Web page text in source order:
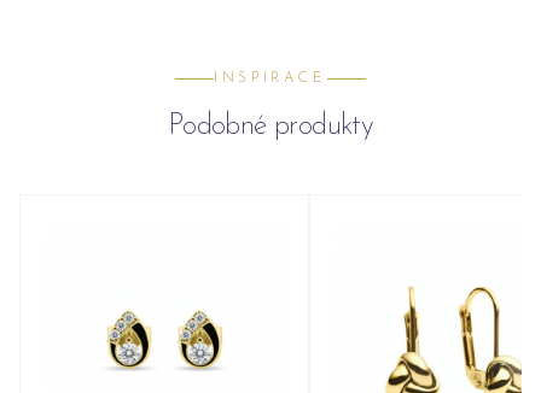
INSPIRACE
Podobné produkty